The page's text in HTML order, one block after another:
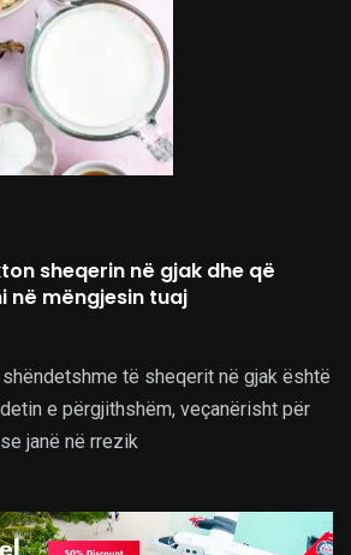
sheqerin në gjak dhe që
në mëngjesin tuaj
të sheqerit në gjak është
e përgjithshëm, veçanërisht për
janë në rrezik